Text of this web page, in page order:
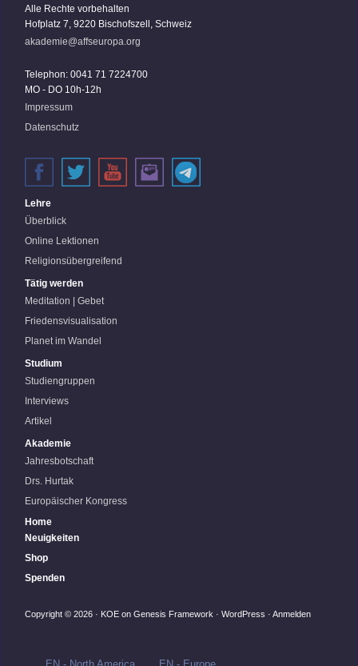
Alle Rechte vorbehalten
Hofplatz 7, 9220 Bischofszell, Schweiz
akademie@affseuropa.org
Telephon: 0041 71 7224700
MO - DO 10h-12h
Impressum
Datenschutz
Lehre
Überblick
Online Lektionen
Religionsübergreifend
Tätig werden
Meditation | Gebet
Friedensvisualisation
Planet im Wandel
Studium
Studiengruppen
Interviews
Artikel
Akademie
Jahresbotschaft
Drs. Hurtak
Europäischer Kongress
Home
Neuigkeiten
Shop
Spenden
Copyright © 2026 · KOE on Genesis Framework · WordPress · Anmelden